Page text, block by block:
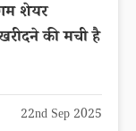
शेयर
की मची है
22nd Sep 2025